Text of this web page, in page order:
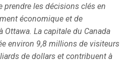
prendre les décisions clés en
économique et de
La capitale du Canada
environ 9,8 millions de visiteurs
de dollars et contribuent à